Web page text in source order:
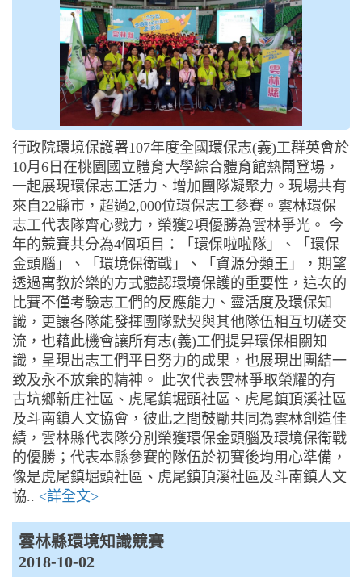
行政院環境保護署107年度全國環保志(義)工群英會於
10月6日在桃園國立體育大學綜合體育館熱鬧登場，
一起展現環保志工活力、增加團隊凝聚力。現場共有
來自22縣市，超過2,000位環保志工參賽。雲林環保
志工代表隊齊心戮力，榮獲2項優勝為雲林爭光。 今
年的競賽共分為4個項目：「環保啦啦隊」、「環保
金頭腦」、「環境保衛戰」、「資源分類王」，期望
透過寓教於樂的方式體認環境保護的重要性，這次的
比賽不僅考驗志工們的反應能力、靈活度及環保知
識，更讓各隊能發揮團隊默契與其他隊伍相互切磋交
流，也藉此機會讓所有志(義)工們提昇環保相關知
識，呈現出志工們平日努力的成果，也展現出團結一
致及永不放棄的精神。 此次代表雲林爭取榮耀的有
古坑鄉新庄社區、虎尾鎮堀頭社區、虎尾鎮頂溪社區
及斗南鎮人文協會，彼此之間鼓勵共同為雲林創造佳
績，雲林縣代表隊分別榮獲環保金頭腦及環境保衛戰
的優勝；代表本縣參賽的隊伍於初賽後均用心準備，
像是虎尾鎮堀頭社區、虎尾鎮頂溪社區及斗南鎮人文
協.. <詳全文>
雲林縣環境知識競賽
2018-10-02